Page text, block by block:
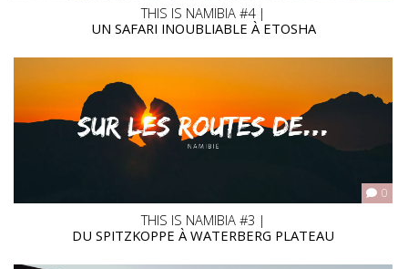
THIS IS NAMIBIA #4 |
UN SAFARI INOUBLIABLE À ETOSHA
0
THIS IS NAMIBIA #3 |
DU SPITZKOPPE À WATERBERG PLATEAU